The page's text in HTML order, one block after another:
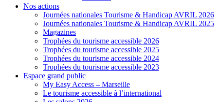
Nos actions
Journées nationales Tourisme & Handicap AVRIL 2026
Journées nationales Tourisme & Handicap AVRIL 2025
Magazines
Trophées du tourisme accessible 2026
Trophées du tourisme accessible 2025
Trophées du tourisme accessible 2024
Trophées du tourisme accessible 2023
Espace grand public
My Easy Access – Marseille
Le tourisme accessible à l’international